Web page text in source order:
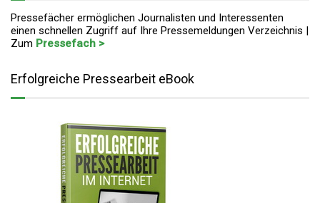
Pressefächer ermöglichen Journalisten und Interessenten
einen schnellen Zugriff auf Ihre Pressemeldungen Verzeichnis |
Zum Pressefach >
Erfolgreiche Pressearbeit eBook